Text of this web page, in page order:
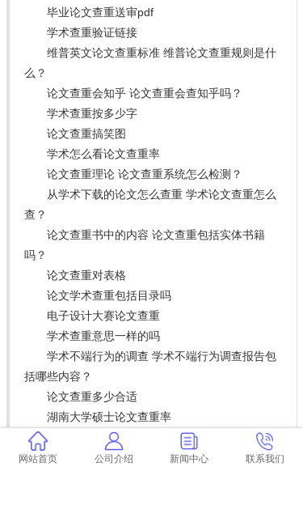
毕业论文查重送审pdf
学术查重验证链接
维普英文论文查重标准 维普论文查重规则是什
么？
论文查重会知乎 论文查重会查知乎吗？
学术查重按多少字
论文查重搞笑图
学术怎么看论文查重率
论文查重理论 论文查重系统怎么检测？
从学术下载的论文怎么查重 学术论文查重怎么
查？
论文查重书中的内容 论文查重包括实体书籍
吗？
论文查重对表格
论文学术查重包括目录吗
电子设计大赛论文查重
学术查重意思一样的吗
学术不端行为的调查 学术不端行为调查报告包
括哪些内容？
论文查重多少合适
湖南大学硕士论文查重率
不同网站论文查重率一样吗 论文重复率检测用
学术查重吗？
网站首页 公司介绍 新闻中心 联系我们